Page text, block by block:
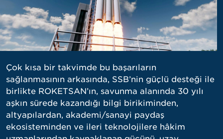
Çok kısa bir takvimde bu başarıların
sağlanmasının arkasında, SSB’nin güçlü desteği ile
birlikte ROKETSAN’ın, savunma alanında 30 yılı
aşkın sürede kazandığı bilgi birikiminden,
altyapılardan, akademi/sanayi paydaş
ekosisteminden ve ileri teknolojilere hâkim